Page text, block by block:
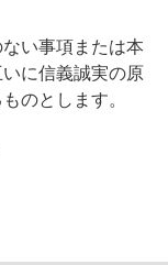
い事項または本
に信義誠実の原
のとします。